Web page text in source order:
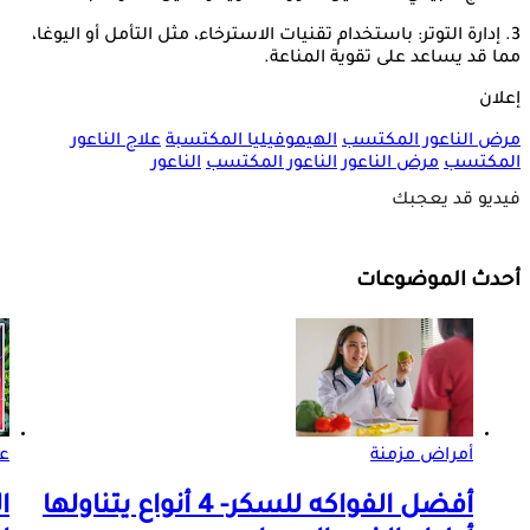
3. إدارة التوتر: باستخدام تقنيات الاسترخاء، مثل التأمل أو اليوغا،
مما قد يساعد على تقوية المناعة.
إعلان
مرض الناعور المكتسب الهيموفيليا المكتسبة علاج الناعور
المكتسب مرض الناعور الناعور المكتسب الناعور
فيديو قد يعجبك
أحدث الموضوعات
أمراض مزمنة
أفضل الفواكه للسكر- 4 أنواع يتناولها